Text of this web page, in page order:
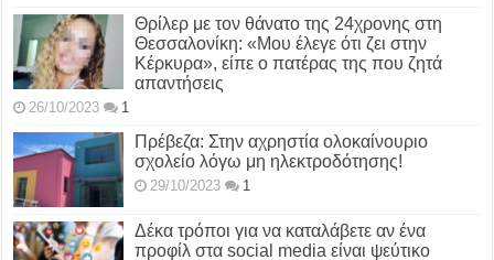
Θρίλερ με τον θάνατο της 24χρονης στη
Θεσσαλονίκη: «Μου έλεγε ότι ζει στην
Κέρκυρα», είπε ο πατέρας της που ζητά
απαντήσεις
26/10/2023 1
Πρέβεζα: Στην αχρηστία ολοκαίνουριο
σχολείο λόγω μη ηλεκτροδότησης!
29/10/2023 1
Δέκα τρόποι για να καταλάβετε αν ένα
προφίλ στα social media είναι ψεύτικο